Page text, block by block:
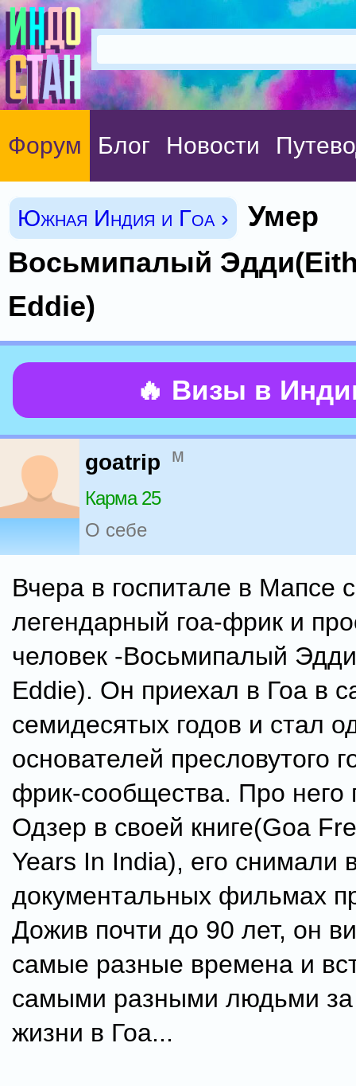
Форум Блог Новости
Южная Индия и Гоа ›
Умер
Восьмипалый
Eddie)
🔥 Визы в
goatrip м
Карма 25
О себе
Вчера в госпитале в Мапсе
легендарный гоа-фрик и
человек -Восьмипалый
Eddie). Он приехал в Гоа в
семидесятых годов и стал
основателей пресловутого
фрик-сообщества. Про него
Одзер в своей книге(Goa
Years In India), его снимали
документальных фильмах
Дожив почти до 90 лет, он
самые разные времена и
самыми разными людьми за
жизни в Гоа...